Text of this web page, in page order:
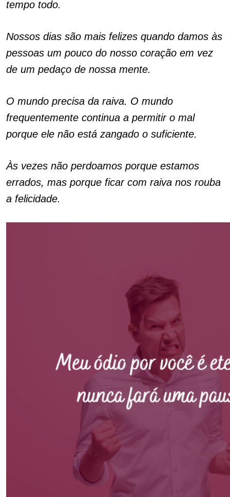
tempo todo.
Nossos dias são mais felizes quando damos às
pessoas um pouco do nosso coração em vez
de um pedaço de nossa mente.
O mundo precisa da raiva. O mundo
frequentemente continua a permitir o mal
porque ele não está zangado o suficiente.
Às vezes não perdoamos porque estamos
errados, mas porque ficar com raiva nos rouba
a felicidade.